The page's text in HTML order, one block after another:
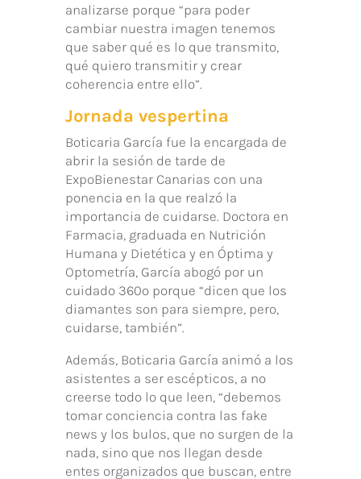
analizarse porque “para poder
cambiar nuestra imagen tenemos
que saber qué es lo que transmito,
qué quiero transmitir y crear
coherencia entre ello”.
Jornada vespertina
Boticaria García fue la encargada de
abrir la sesión de tarde de
ExpoBienestar Canarias con una
ponencia en la que realzó la
importancia de cuidarse. Doctora en
Farmacia, graduada en Nutrición
Humana y Dietética y en Óptima y
Optometría, García abogó por un
cuidado 360º porque “dicen que los
diamantes son para siempre, pero,
cuidarse, también”.
Además, Boticaria García animó a los
asistentes a ser escépticos, a no
creerse todo lo que leen, “debemos
tomar conciencia contra las fake
news y los bulos, que no surgen de la
nada, sino que nos llegan desde
entes organizados que buscan, entre